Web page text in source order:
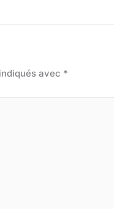
avec *